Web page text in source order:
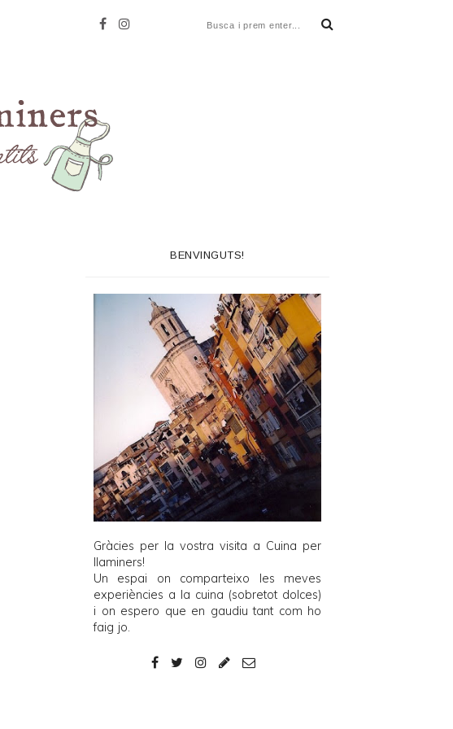
BENVINGUTS!
Gràcies per la vostra visita a Cuina per
llaminers!
Un espai on comparteixo les meves
experiències a la cuina (sobretot dolces)
i on espero que en gaudiu tant com ho
faig jo.